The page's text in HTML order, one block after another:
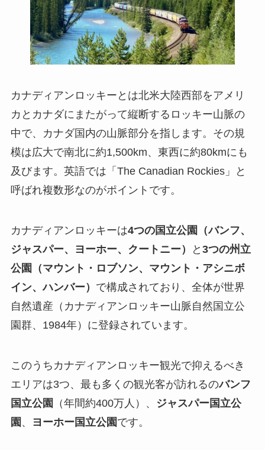
カナディアンロッキーとは北米大陸西部をアメリ
カとカナダにまたがって縦断するロッキー山脈の
中で、カナダ国内の山脈部分を指します。その規
模は広大で南北に約1,500km、東西に約80kmにも
及びます。英語では「The Canadian Rockies」と
呼ばれ複数形なのがポイントです。
カナディアンロッキーは4つの国立公園（バンフ、
ジャスパー、ヨーホー、クートニー）
と 3つの州立
公園（マウント・ロブソン、マウント・アシニボ
イン、ハンバー） で構成されており、全体が世界
自然遺産（カナディアンロッキー山脈自然国立公
園群、1984年）に登録されています。
このうちカナディアンロッキー観光で抑えるべき
エリアは3つ、最も多くの観光客が訪れるのバンフ
国立公園 （年間約400万人）、
ジャスパー国立公
園 、 ヨーホー国立公園です。